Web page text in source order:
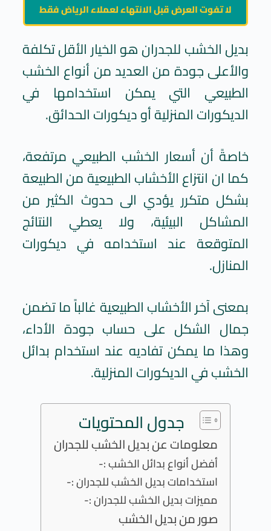
لا تفوت العرض قبل الانتهاء لعملاء الرياض فقط
بديل الخشب للجدران هو الخيار الأقل تكلفة
والأعلى جودة من العديد من أنواع الخشب
الطبيعي التي يمكن استخدامها في
الديكورات المنزلية أو ديكورات الحدائق.
خاصةً أن أسعار الخشب الطبيعي مرتفعة،
كما ان انتزاع الأخشاب الطبيعية من الطبيعة
بشكل متكرر يؤدي الى حدوث الكثير من
المشاكل البيئية، ولا يعطي النتائج
المتوقعة عند استخدامه في ديكورات
المنازل.
بمعنى آخر الأخشاب الطبيعية غالباً ما تضمن
جمال الشكل على حساب جودة الأداء،
وهذا ما يمكن تفاديه عند استخدام بدائل
الخشب في الديكورات المنزلية.
جدول المحتويات
معلومات عن بديل الخشب للجدران
أفضل أنواع بدائل الخشب :-
استخدامات بديل الخشب للجدران :-
مميزات بديل الخشب للجدران :-
صور من بديل الخشب